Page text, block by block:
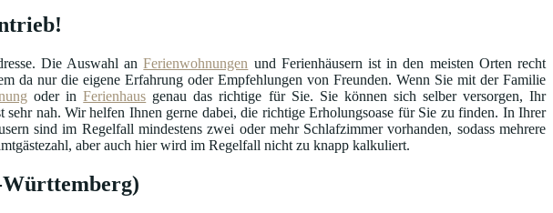
Die Auswahl anFerienwohnungen und Ferienhäusern ist in den meisten Orten recht
da nur die eigene Erfahrung oder Empfehlungen von Freunden. Wenn Sie mit der Familie
oder inFerienhaus genau das richtige für Sie. Sie können sich selber versorgen, Ihr
nah. Wir helfen Ihnen gerne dabei, die richtige Erholungsoase für Sie zu finden. In Ihrer
sind im Regelfall mindestens zwei oder mehr Schlafzimmer vorhanden, sodass mehrere
aber auch hier wird im Regelfall nicht zu knapp kalkuliert.